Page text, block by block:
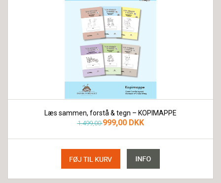
Læs sammen, forstå & tegn – KOPIMAPPE
1.499,00999,00 DKK